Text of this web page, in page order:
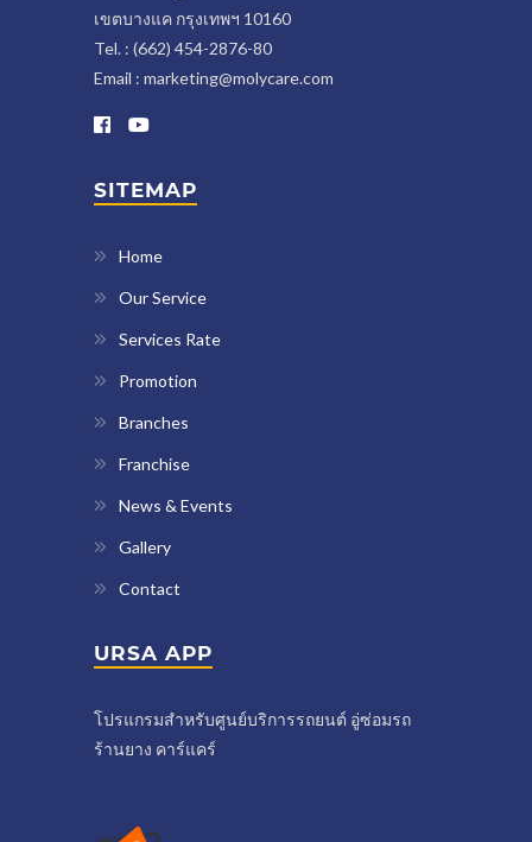
เขตบางแค กรุงเทพฯ 10160
Tel. : (662) 454-2876-80
Email : marketing@molycare.com
SITEMAP
Home
Our Service
Services Rate
Promotion
Branches
Franchise
News & Events
Gallery
Contact
URSA APP
โปรแกรมสำหรับศูนย์บริการรถยนต์ อู่ซ่อมรถ
ร้านยาง คาร์แคร์